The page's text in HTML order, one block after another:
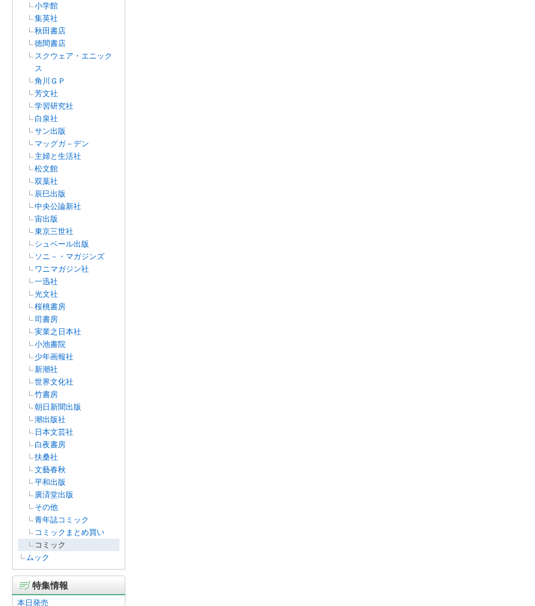
小学館
集英社
秋田書店
徳間書店
スクウェア・エニック
ス
角川ＧＰ
芳文社
学習研究社
白泉社
サン出版
マッグガ－デン
主婦と生活社
松文館
双葉社
辰巳出版
中央公論新社
宙出版
東京三世社
シュベール出版
ソニ－・マガジンズ
ワニマガジン社
一迅社
光文社
桜桃書房
司書房
実業之日本社
小池書院
少年画報社
新潮社
世界文化社
竹書房
朝日新聞出版
潮出版社
日本文芸社
白夜書房
扶桑社
文藝春秋
平和出版
廣済堂出版
その他
青年誌コミック
コミックまとめ買い
コミック
ムック
特集情報
本日発売